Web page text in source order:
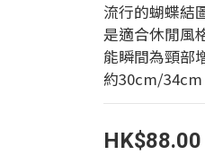
流行的蝴蝶結
是適合休閒風
能瞬間為頸部
約30cm/34cm
HK$88.00